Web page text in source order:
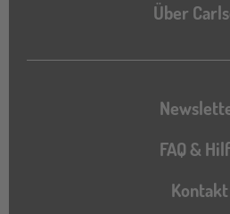
Über
FAQ &
Kontakt